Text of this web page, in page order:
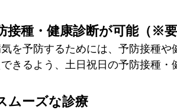
接種・健康診断が可能（※要
を予防するためには、予防接種
きるよう、土日祝日の予防接種・
ムーズな診療